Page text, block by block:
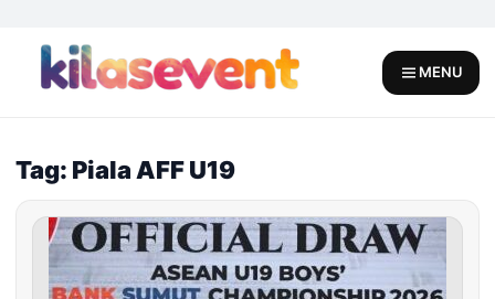
content
MENU
Tag: Piala AFF U19